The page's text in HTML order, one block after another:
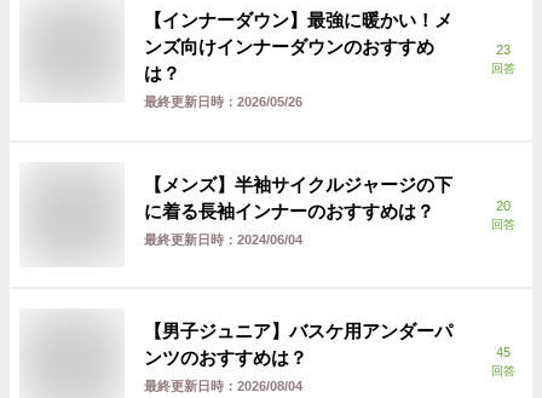
【インナーダウン】最強に暖かい！メ
ンズ向けインナーダウンのおすすめ
は？
最終更新日時： 2026/05/26
23
回答
【メンズ】半袖サイクルジャージの下
に着る長袖インナーのおすすめは？
最終更新日時： 2024/06/04
20
回答
【男子ジュニア】バスケ用アンダーパ
ンツのおすすめは？
最終更新日時： 2026/08/04
45
回答